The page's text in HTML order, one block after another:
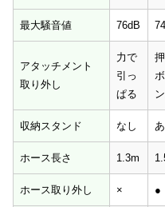
最大騒音値 76dB
アタッチメント
取り外し
力で
引っ
ぱる
収納スタンド なし
ホース長さ 1.3m
ホース取り外し × ●